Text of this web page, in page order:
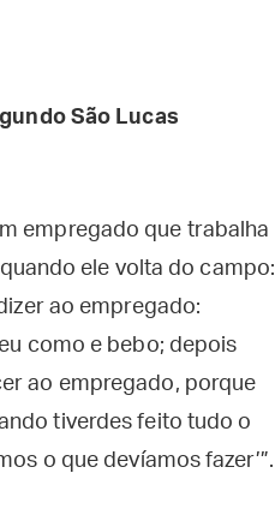
São Lucas
empregado que trabalha
ele volta do campo:
ao empregado:
como e bebo; depois
ao empregado, porque
tiverdes feito tudo o
o que devíamos fazer’”.